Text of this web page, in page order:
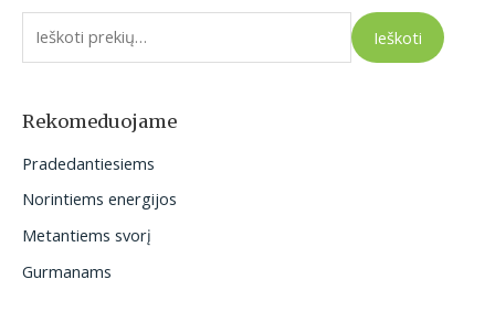
e
o
:
Ieškoti
Rekomeduojame
Pradedantiesiems
Norintiems energijos
Metantiems svorį
Gurmanams